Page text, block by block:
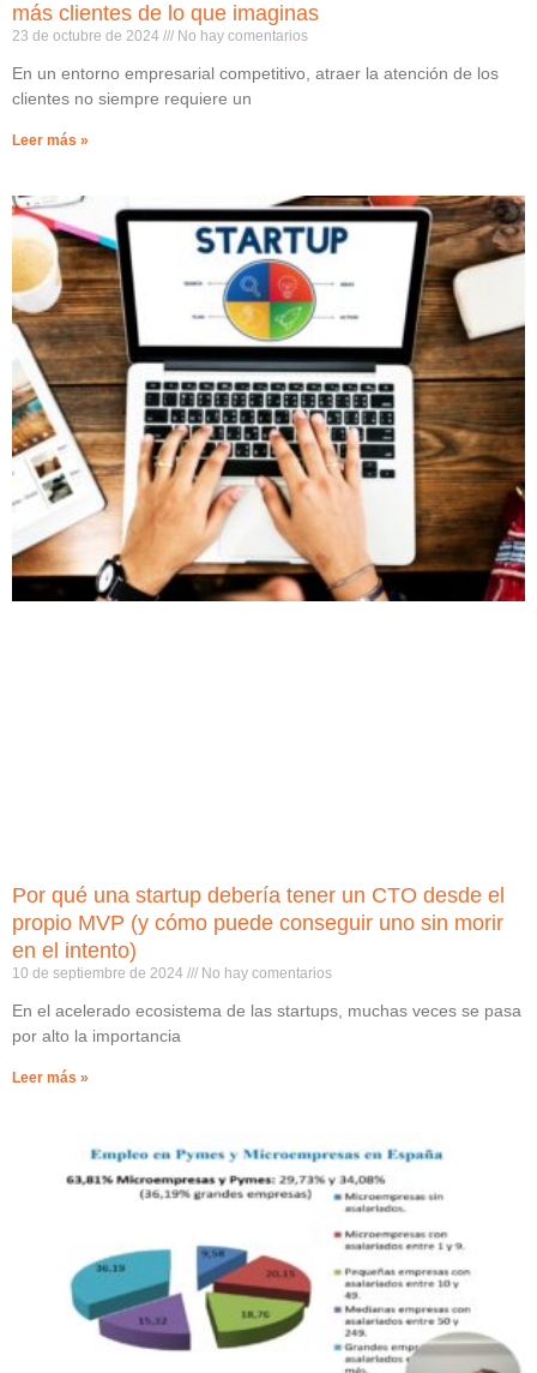
más clientes de lo que imaginas
23 de octubre de 2024 No hay comentarios
En un entorno empresarial competitivo, atraer la atención de los
clientes no siempre requiere un
Leer más »
Por qué una startup debería tener un CTO desde el
propio MVP (y cómo puede conseguir uno sin morir
en el intento)
10 de septiembre de 2024 No hay comentarios
En el acelerado ecosistema de las startups, muchas veces se pasa
por alto la importancia
Leer más »